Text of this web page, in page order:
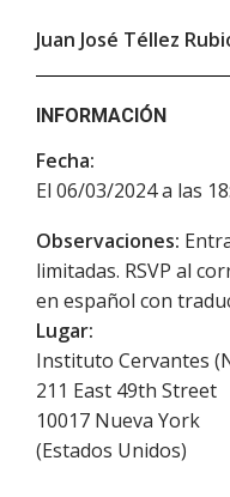
Juan José Téllez
INFORMACIÓN
Fecha:
El 06/03/2024 a las
Observaciones:
limitadas. RSVP al
en español con
Lugar:
Instituto Cervantes
211 East 49th Street
10017 Nueva York
(Estados Unidos)